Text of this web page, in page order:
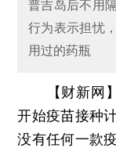
普吉岛后不用
行为表示担忧
用过的药瓶
【财新网
开始疫苗接种
没有任何一款